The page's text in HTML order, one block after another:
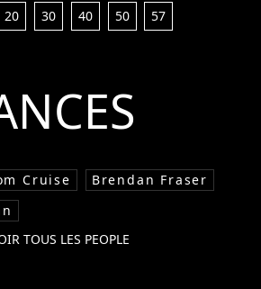
20 30 40 50 57
Cruise
Brendan Fraser
TOUS LES PEOPLE